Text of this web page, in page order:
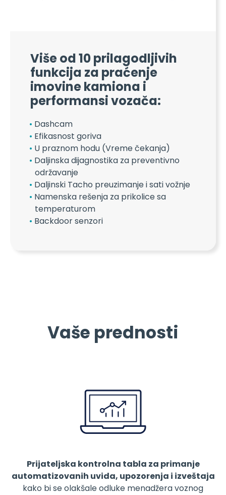
Više od 10 prilagodljivih
funkcija za praćenje
imovine kamiona i
performansi vozača:
Dashcam
Efikasnost goriva
U praznom hodu (Vreme čekanja)
Daljinska dijagnostika za preventivno
održavanje
Daljinski Tacho preuzimanje i sati vožnje
Namenska rešenja za prikolice sa
temperaturom
Backdoor senzori
Vaše prednosti
Namenska aplikacija za mobilne